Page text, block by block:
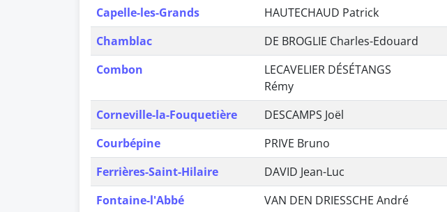
Capelle-les-Grands
HAUTECHAUD Patrick
Chamblac
DE BROGLIE Charles-Edouard
Combon
LECAVELIER DÉSÉTANGS
Rémy
Corneville-la-Fouquetière DESCAMPS Joël
Courbépine
PRIVE Bruno
Ferrières-Saint-Hilaire
DAVID Jean-Luc
Fontaine-l'Abbé
VAN DEN DRIESSCHE André